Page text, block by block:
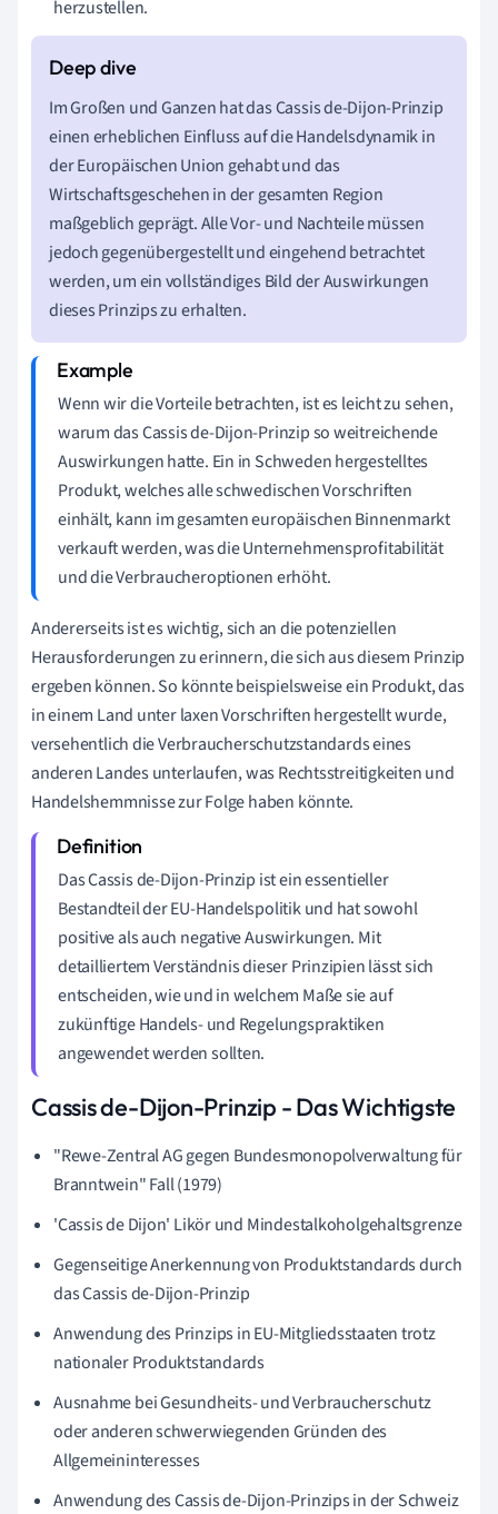
herzustellen.
Im Großen und Ganzen hat das Cassis de-Dijon-Prinzip
einen erheblichen Einfluss auf die Handelsdynamik in
der Europäischen Union gehabt und das
Wirtschaftsgeschehen in der gesamten Region
maßgeblich geprägt. Alle Vor- und Nachteile müssen
jedoch gegenübergestellt und eingehend betrachtet
werden, um ein vollständiges Bild der Auswirkungen
dieses Prinzips zu erhalten.
Wenn wir die Vorteile betrachten, ist es leicht zu sehen,
warum das Cassis de-Dijon-Prinzip so weitreichende
Auswirkungen hatte. Ein in Schweden hergestelltes
Produkt, welches alle schwedischen Vorschriften
einhält, kann im gesamten europäischen Binnenmarkt
verkauft werden, was die Unternehmensprofitabilität
und die Verbraucheroptionen erhöht.
Andererseits ist es wichtig, sich an die potenziellen
Herausforderungen zu erinnern, die sich aus diesem Prinzip
ergeben können. So könnte beispielsweise ein Produkt, das
in einem Land unter laxen Vorschriften hergestellt wurde,
versehentlich die Verbraucherschutzstandards eines
anderen Landes unterlaufen, was Rechtsstreitigkeiten und
Handelshemmnisse zur Folge haben könnte.
Das Cassis de-Dijon-Prinzip ist ein essentieller
Bestandteil der EU-Handelspolitik und hat sowohl
positive als auch negative Auswirkungen. Mit
detailliertem Verständnis dieser Prinzipien lässt sich
entscheiden, wie und in welchem Maße sie auf
zukünftige Handels- und Regelungspraktiken
angewendet werden sollten.
Cassis de-Dijon-Prinzip - Das Wichtigste
"Rewe-Zentral AG gegen Bundesmonopolverwaltung für
Branntwein" Fall (1979)
'Cassis de Dijon' Likör und Mindestalkoholgehaltsgrenze
Gegenseitige Anerkennung von Produktstandards durch
das Cassis de-Dijon-Prinzip
Anwendung des Prinzips in EU-Mitgliedsstaaten trotz
nationaler Produktstandards
Ausnahme bei Gesundheits- und Verbraucherschutz
oder anderen schwerwiegenden Gründen des
Allgemeininteresses
Anwendung des Cassis de-Dijon-Prinzips in der Schweiz